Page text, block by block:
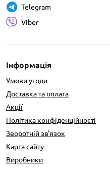
Інформація
Умови угоди
Доставка та оплата
Акції
Політика конфіденційності
Зворотній зв'язок
Карта сайту
Виробники
Telegram
Viber